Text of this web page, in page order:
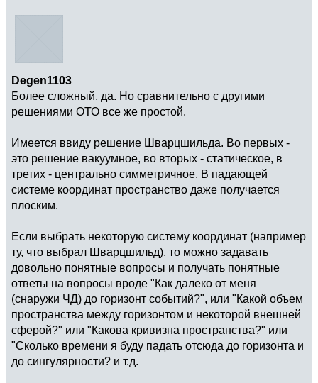
Degen1103
Более сложный, да. Но сравнительно с другими
решениями ОТО все же простой.
Имеется ввиду решение Шварцшильда. Во первых -
это решение вакуумное, во вторых - статическое, в
третих - центрально симметричное. В падающей
системе координат пространство даже получается
плоским.
Если выбрать некоторую систему координат (например
ту, что выбрал Шварцшильд), то можно задавать
довольно понятные вопросы и получать понятные
ответы на вопросы вроде "Как далеко от меня
(снаружи ЧД) до горизонт событий?", или "Какой объем
пространства между горизонтом и некоторой внешней
сферой?" или "Какова кривизна пространства?" или
"Сколько времени я буду падать отсюда до горизонта и
до сингулярности? и т.д.